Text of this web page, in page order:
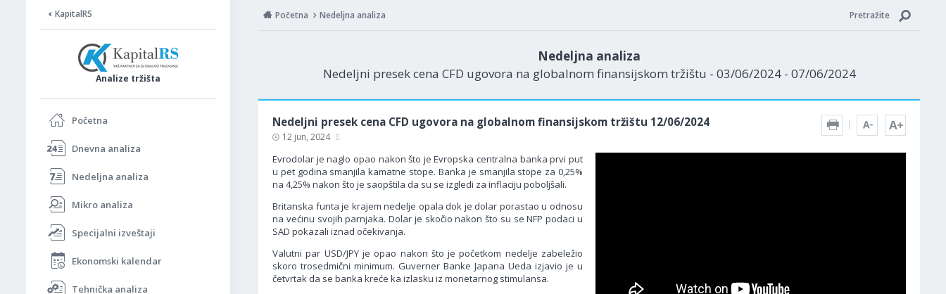
KapitalRS
Analize tržišta
Početna
Dnevna analiza
Nedeljna analiza
Mikro analiza
Specijalni izveštaji
Ekonomski kalendar
Tehnička analiza
Početna Nedeljna analiza Pretražite
Nedeljna analiza
Nedeljni presek cena CFD ugovora na globalnom finansijskom tržištu - 03/06/2024 - 07/06/2024
Nedeljni presek cena CFD ugovora na globalnom finansijskom tržištu 12/06/2024
12 jun, 2024
Evrodolar je naglo opao nakon što je Evropska centralna banka prvi put
u pet godina smanjila kamatne stope. Banka je smanjila stope za 0,25%
na 4,25% nakon što je saopštila da su se izgledi za inflaciju poboljšali.
Britanska funta je krajem nedelje opala dok je dolar porastao u odnosu
na većinu svojih parnjaka. Dolar je skočio nakon što su se NFP podaci u
SAD pokazali iznad očekivanja.
Valutni par USD/JPY je opao nakon što je početkom nedelje zabeležio
skoro trosedmični minimum. Guverner Banke Japana Ueda izjavio je u
četvrtak da se banka kreće ka izlasku iz monetarnog stimulansa.